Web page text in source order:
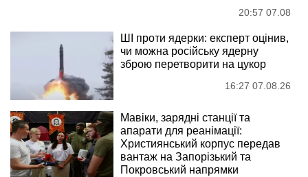
20:57 07.08
ШІ проти ядерки: експерт оцінив,
чи можна російську ядерну
зброю перетворити на цукор
16:27 07.08.26
Мавіки, зарядні станції та
апарати для реанімації:
Християнський корпус передав
вантаж на Запорізький та
Покровський напрямки